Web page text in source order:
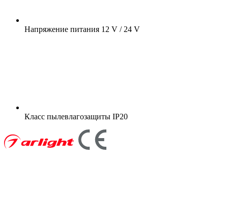
Напряжение питания 12 V / 24 V
Класс пылевлагозащиты IP20